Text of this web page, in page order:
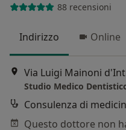
88 recensioni
Indirizzo Online
Via Luigi Mainoni